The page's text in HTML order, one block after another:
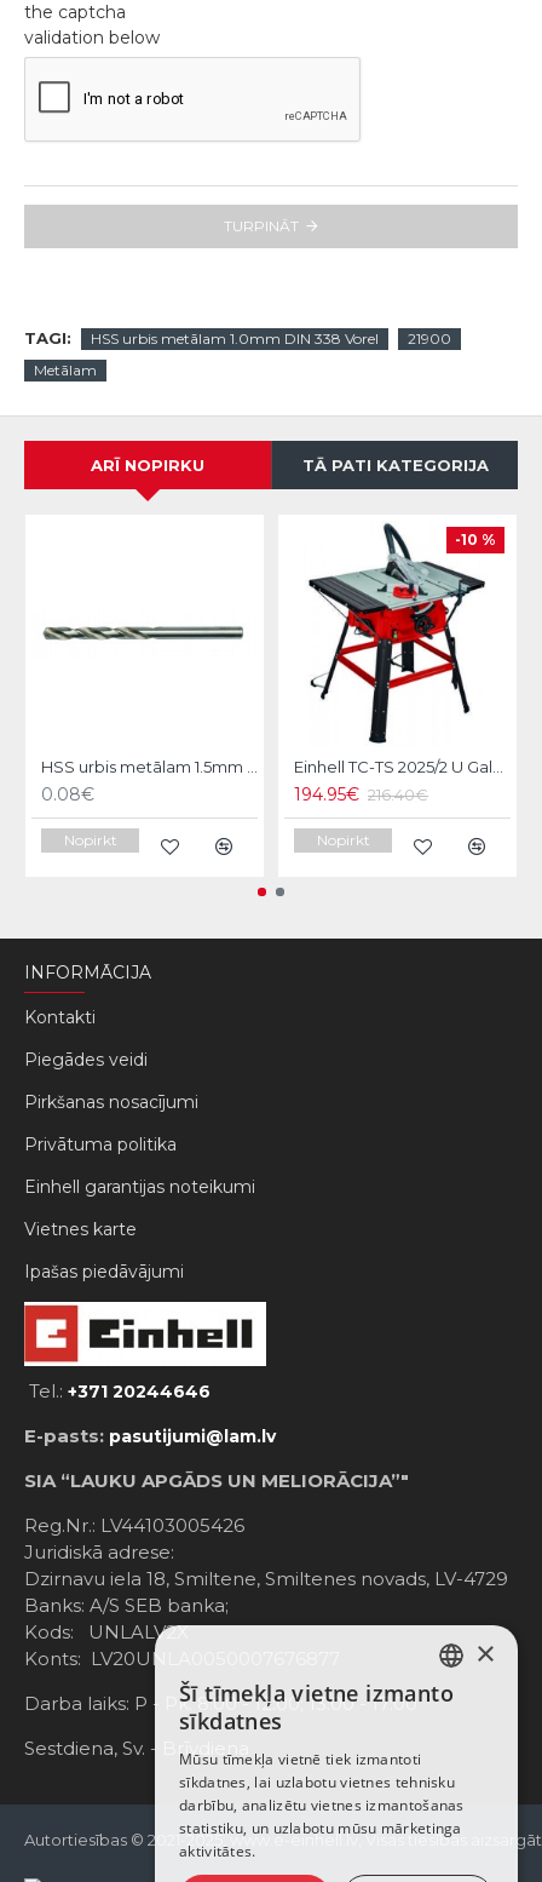
the captcha
validation below
TURPINĀT
TAGI: HSS urbis metālam 1.0mm DIN 338 Vorel
21900
Metālam
ARĪ NOPIRKU TĀ PATI KATEGORIJA
HSS urbis metālam 1.5mm DIN 338 Vorel
0.08€
Nopirkt
-10 %
Einhell TC-TS 2025/2 U Galda zāģis
194.95€ 216.40€
Nopirkt
INFORMĀCIJA
Kontakti
Piegādes veidi
Pirkšanas nosacījumi
Privātuma politika
Einhell garantijas noteikumi
Vietnes karte
Ipašas piedāvājumi
Tel.: +371 20244646
E-pasts: pasutijumi@lam.lv
SIA “LAUKU APGĀDS UN MELIORĀCIJA”"
Reg.Nr.: LV44103005426
Juridiskā adrese:
Dzirnavu iela 18, Smiltene, Smiltenes novads, LV-4729
Banks: A/S SEB banka;
Kods: UNLALV2X
Konts: LV20UNLA0050007676877
Darba laiks: P - Pk. 8:00 - 12:00; 13:00 - 17:00
Sestdiena, Sv. - Brīvdiena
Autortiesības © 2021-2025, www.e-einhell.lv, Visas tiesības
LATVIAN
ENGLISH
×
Šī tīmekļa vietne izmanto
sīkdatnes
Mūsu tīmekļa vietnē tiek izmantoti
sīkdatnes, lai uzlabotu vietnes tehnisku
darbību, analizētu vietnes izmantošanas
statistiku, un uzlabotu mūsu mārketinga
aktivitātes.